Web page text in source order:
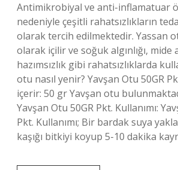
Antimikrobiyal ve anti-inflamatuar
nedeniyle çeşitli rahatsızlıkların
olarak tercih edilmektedir. Yassan
olarak içilir ve soğuk algınlığı, mide
hazımsızlık gibi rahatsızlıklarda
otu nasıl yenir? Yavşan Otu 50GR
içerir: 50 gr Yavşan otu
Yavşan Otu 50GR Pkt. Kullanımı:
Pkt. Kullanımı; Bir bardak suya
kaşığı bitkiyi koyup 5-10 dakika